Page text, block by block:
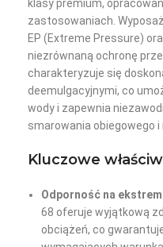
klasy premium,
zastosowaniach.
EP (Extreme Pressure)
niezrównaną ochronę
charakteryzuje się
deemulgacyjnymi, co
wody i zapewnia
smarowania obiegowego
Kluczowe
Odporność na
68 oferuje wyjątkową
obciążeń, co